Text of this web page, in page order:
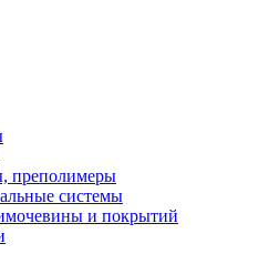
преполимеры
системы
и покрытий